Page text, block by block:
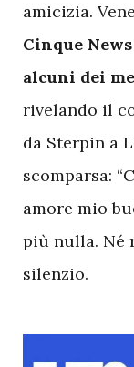
amicizia.
Cinque
alcuni dei
rivelando il
da Sterpin a
scomparsa:
amore mio
più nulla. Né
silenzio.